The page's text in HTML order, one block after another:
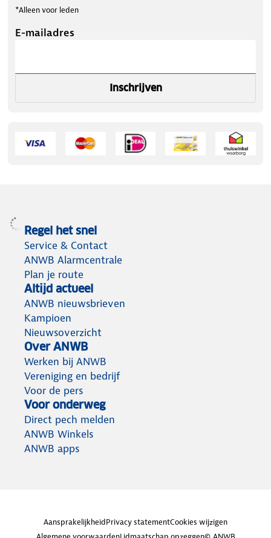
*Alleen voor leden
E-mailadres
Inschrijven
Regel het snel
Service & Contact
ANWB Alarmcentrale
Plan je route
Altijd actueel
ANWB nieuwsbrieven
Kampioen
Nieuwsoverzicht
Over ANWB
Werken bij ANWB
Vereniging en bedrijf
Voor de pers
Voor onderweg
Direct pech melden
ANWB Winkels
ANWB apps
AansprakelijkheidPrivacy statementCookies wijzigen